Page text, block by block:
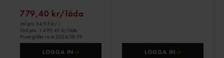
779,40 kr/låda
Jmf.pris 64,95 kr/ l
Ord.pris
1 499,40 kr/låda
Priset gäller t.o.m 2026.08.09
LOGGA IN LOGGA IN